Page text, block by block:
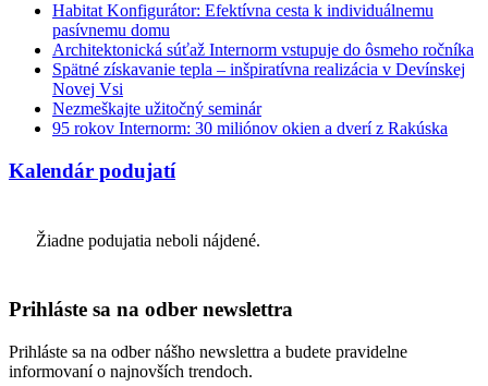
Habitat Konfigurátor: Efektívna cesta k individuálnemu
pasívnemu domu
Architektonická súťaž Internorm vstupuje do ôsmeho ročníka
Spätné získavanie tepla – inšpiratívna realizácia v Devínskej
Novej Vsi
Nezmeškajte užitočný seminár
95 rokov Internorm: 30 miliónov okien a dverí z Rakúska
Kalendár podujatí
Žiadne podujatia neboli nájdené.
Prihláste sa na odber newslettra
Prihláste sa na odber nášho newslettra a budete pravidelne
informovaní o najnovších trendoch.